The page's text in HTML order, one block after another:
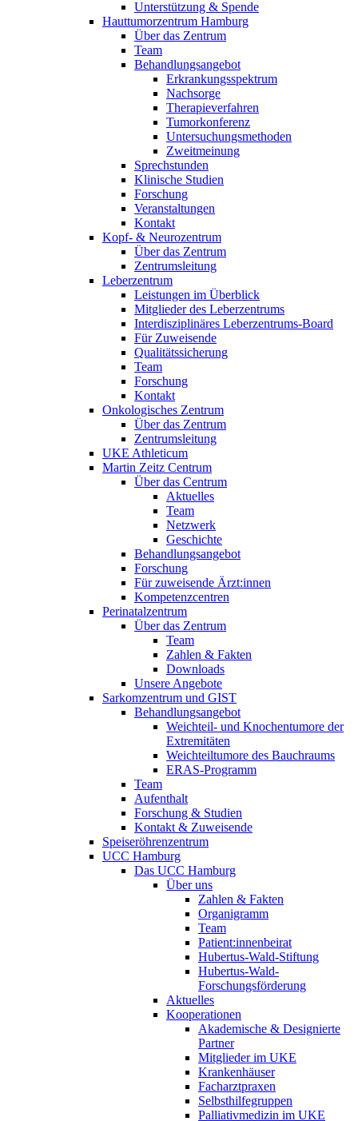
Unterstützung & Spende
Hauttumorzentrum Hamburg
Über das Zentrum
Team
Behandlungsangebot
Erkrankungsspektrum
Nachsorge
Therapieverfahren
Tumorkonferenz
Untersuchungsmethoden
Zweitmeinung
Sprechstunden
Klinische Studien
Forschung
Veranstaltungen
Kontakt
Kopf- & Neurozentrum
Über das Zentrum
Zentrumsleitung
Leberzentrum
Leistungen im Überblick
Mitglieder des Leberzentrums
Interdisziplinäres Leberzentrums-Board
Für Zuweisende
Qualitätssicherung
Team
Forschung
Kontakt
Onkologisches Zentrum
Über das Zentrum
Zentrumsleitung
UKE Athleticum
Martin Zeitz Centrum
Über das Centrum
Aktuelles
Team
Netzwerk
Geschichte
Behandlungsangebot
Forschung
Für zuweisende Ärzt:innen
Kompetenzcentren
Perinatalzentrum
Über das Zentrum
Team
Zahlen & Fakten
Downloads
Unsere Angebote
Sarkomzentrum und GIST
Behandlungsangebot
Weichteil- und Knochentumore der
Extremitäten
Weichteiltumore des Bauchraums
ERAS-Programm
Team
Aufenthalt
Forschung & Studien
Kontakt & Zuweisende
Speiseröhrenzentrum
UCC Hamburg
Das UCC Hamburg
Über uns
Zahlen & Fakten
Organigramm
Team
Patient:innenbeirat
Hubertus-Wald-Stiftung
Hubertus-Wald-
Forschungsförderung
Aktuelles
Kooperationen
Akademische & Designierte
Partner
Mitglieder im UKE
Krankenhäuser
Facharztpraxen
Selbsthilfegruppen
Palliativmedizin im UKE